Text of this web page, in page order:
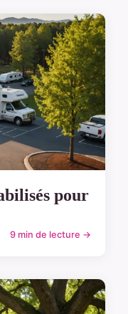
pour
9 min de lecture →